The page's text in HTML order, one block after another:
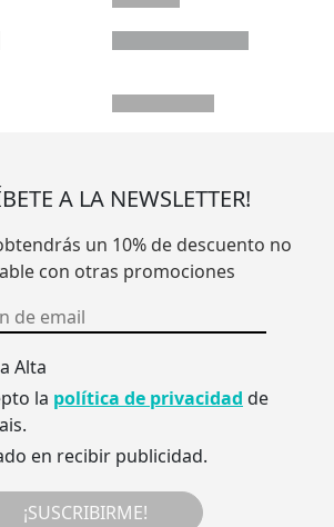
A LA NEWSLETTER!
un 10% de descuento no
con otras promociones
Alta
la política de privacidad de
en recibir publicidad.
¡SUSCRIBIRME!